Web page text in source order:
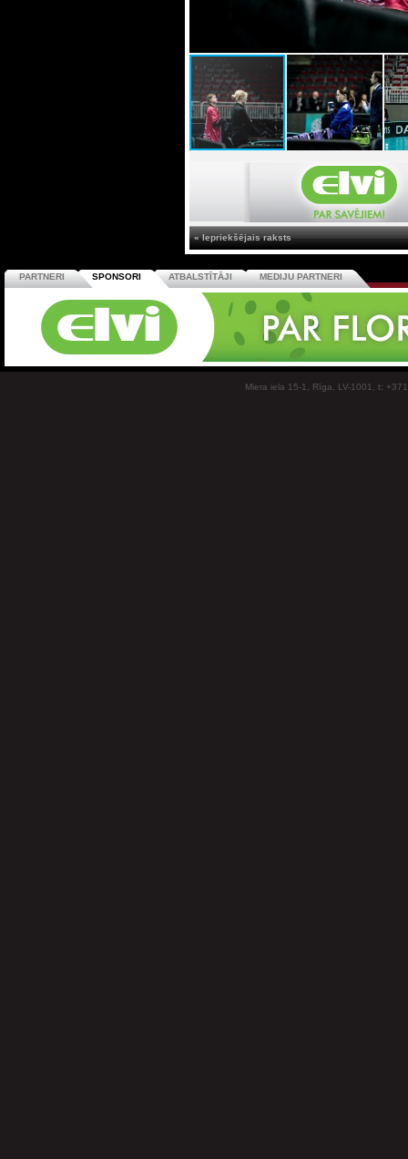
« Iepriekšējais raksts
PARTNERI SPONSORI ATBALSTĪTĀJI MEDIJU PARTNERI
Miera iela 15-1, Rīga, LV-1001, t: